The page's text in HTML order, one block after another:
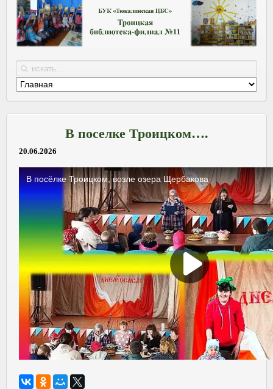
В поселке Троицком….
20.06.2026